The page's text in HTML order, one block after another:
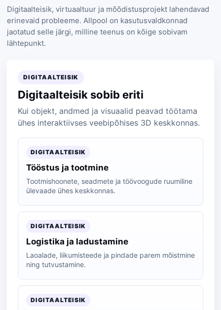
Digitaalteisik, virtuaaltuur ja mõõdistusprojekt lahendavad
erinevaid probleeme. Allpool on kasutusvaldkonnad
jaotatud selle järgi, milline teenus on kõige sobivam
lähtepunkt.
DIGITAALTEISIK
Digitaalteisik sobib eriti
Kui objekt, andmed ja visuaalid peavad töötama
ühes interaktiivses veebipõhises 3D keskkonnas.
DIGITAALTEISIK
Tööstus ja tootmine
Tootmishoonete, seadmete ja töövoogude ruumiline
ülevaade ühes keskkonnas.
DIGITAALTEISIK
Logistika ja ladustamine
Laoalade, liikumisteede ja pindade parem mõistmine
ning tutvustamine.
DIGITAALTEISIK